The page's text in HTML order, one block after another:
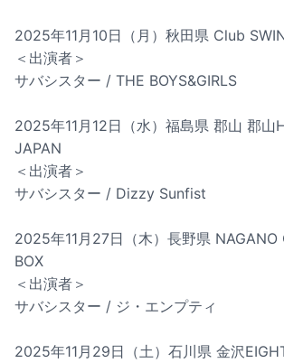
2025年11月10日（月）秋田県 Club
＜出演者＞
サバシスター / THE BOYS&GIRLS
2025年11月12日（水）福島県 郡山 郡山
JAPAN
＜出演者＞
サバシスター / Dizzy Sunfist
2025年11月27日（木）長野県
BOX
＜出演者＞
サバシスター / ジ・エンプティ
2025年11月29日（土）石川県 金沢